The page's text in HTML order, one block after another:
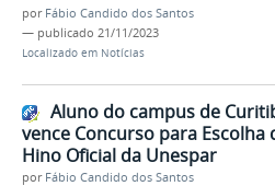
por Fábio Candido dos Santos
— publicado 21/11/2023
Localizado em Notícias
Aluno do campus de
vence Concurso para Escolha
Hino Oficial da Unespar
por Fábio Candido dos Santos